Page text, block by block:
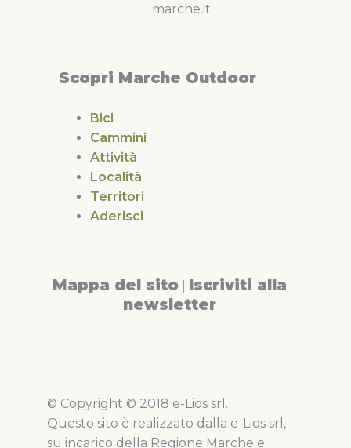
marche.it
Scopri Marche Outdoor
Bici
Cammini
Attività
Località
Territori
Aderisci
Mappa del sito Iscriviti alla
newsletter
© Copyright © 2018 e-Lios srl.
Questo sito è realizzato dalla e-Lios srl,
su incarico della Regione Marche e